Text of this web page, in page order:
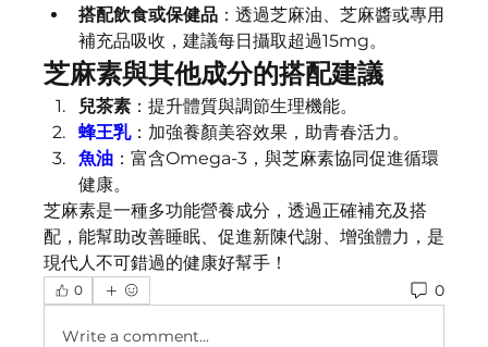
搭配飲食或保健品 ：透過芝麻油、芝麻醬或專用
補充品吸收，建議每日攝取超過15mg。
芝麻素與其他成分的搭配建議
兒茶素 ：提升體質與調節生理機能。
蜂王乳：加強養顏美容效果，助青春活力。
魚油 ：富含Omega-3，與芝麻素協同促進循環
健康。
芝麻素是一種多功能營養成分，透過正確補充及搭
配，能幫助改善睡眠、促進新陳代謝、增強體力，是
現代人不可錯過的健康好幫手！
0 0
Write a comment...